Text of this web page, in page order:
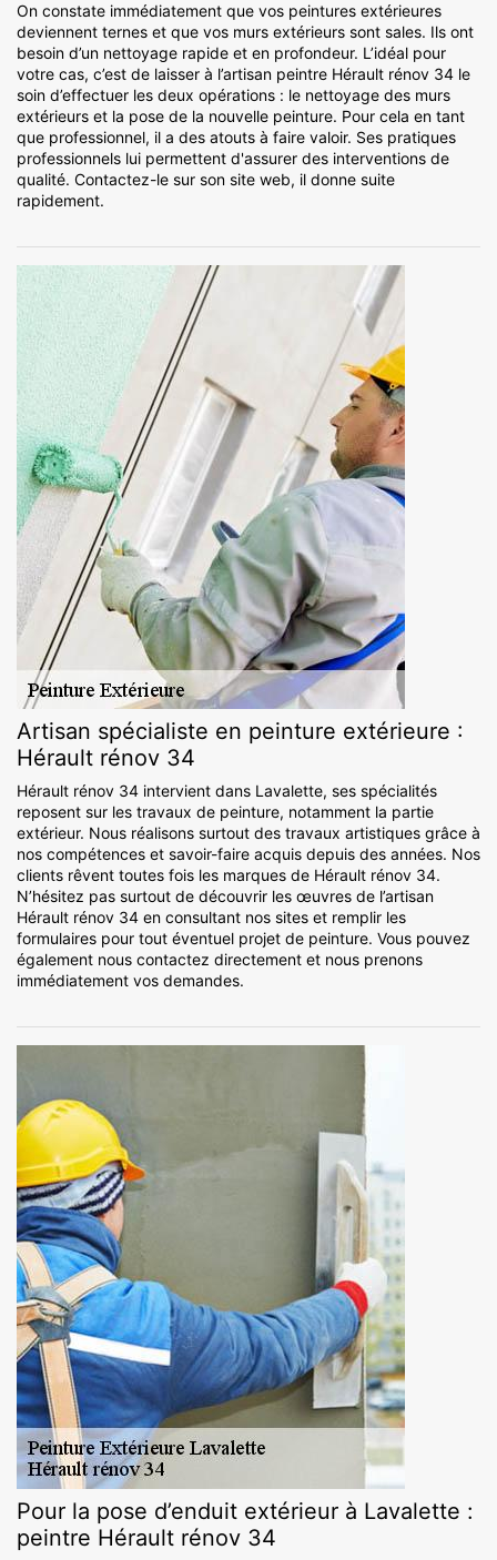
On constate immédiatement que vos peintures extérieures
deviennent ternes et que vos murs extérieurs sont sales. Ils ont
besoin d’un nettoyage rapide et en profondeur. L’idéal pour
votre cas, c’est de laisser à l’artisan peintre Hérault rénov 34 le
soin d’effectuer les deux opérations : le nettoyage des murs
extérieurs et la pose de la nouvelle peinture. Pour cela en tant
que professionnel, il a des atouts à faire valoir. Ses pratiques
professionnels lui permettent d'assurer des interventions de
qualité. Contactez-le sur son site web, il donne suite
rapidement.
Artisan spécialiste en peinture extérieure :
Hérault rénov 34
Hérault rénov 34 intervient dans Lavalette, ses spécialités
reposent sur les travaux de peinture, notamment la partie
extérieur. Nous réalisons surtout des travaux artistiques grâce à
nos compétences et savoir-faire acquis depuis des années. Nos
clients rêvent toutes fois les marques de Hérault rénov 34.
N’hésitez pas surtout de découvrir les œuvres de l’artisan
Hérault rénov 34 en consultant nos sites et remplir les
formulaires pour tout éventuel projet de peinture. Vous pouvez
également nous contactez directement et nous prenons
immédiatement vos demandes.
Pour la pose d’enduit extérieur à Lavalette :
peintre Hérault rénov 34